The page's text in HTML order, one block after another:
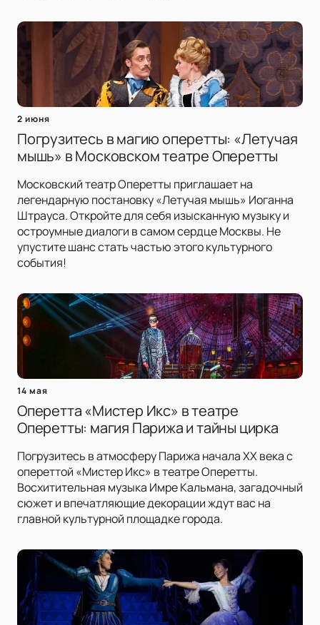
2 июня
Погрузитесь в магию оперетты: «Летучая
мышь» в Московском театре Оперетты
Московский театр Оперетты приглашает на
легендарную постановку «Летучая мышь» Иоганна
Штрауса. Откройте для себя изысканную музыку и
остроумные диалоги в самом сердце Москвы. Не
упустите шанс стать частью этого культурного
события!
14 мая
Оперетта «Мистер Икс» в театре
Оперетты: магия Парижа и тайны цирка
Погрузитесь в атмосферу Парижа начала XX века с
опереттой «Мистер Икс» в театре Оперетты.
Восхитительная музыка Имре Кальмана, загадочный
сюжет и впечатляющие декорации ждут вас на
главной культурной площадке города.